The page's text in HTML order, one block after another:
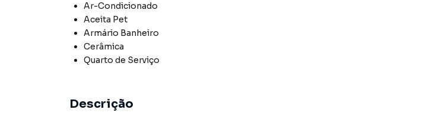
Ar-Condicionado
Aceita Pet
Armário Banheiro
Cerâmica
Quarto de Serviço
Descrição